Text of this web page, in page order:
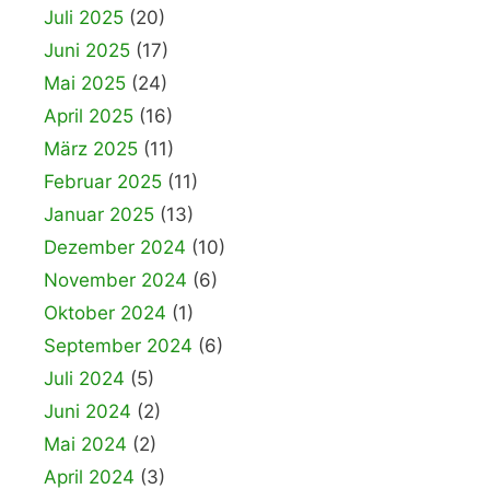
Juli 2025 (20)
Juni 2025 (17)
Mai 2025 (24)
April 2025 (16)
März 2025 (11)
Februar 2025 (11)
Januar 2025 (13)
Dezember 2024 (10)
November 2024 (6)
Oktober 2024 (1)
September 2024 (6)
Juli 2024 (5)
Juni 2024 (2)
Mai 2024 (2)
April 2024 (3)